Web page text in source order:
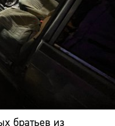
братьев из